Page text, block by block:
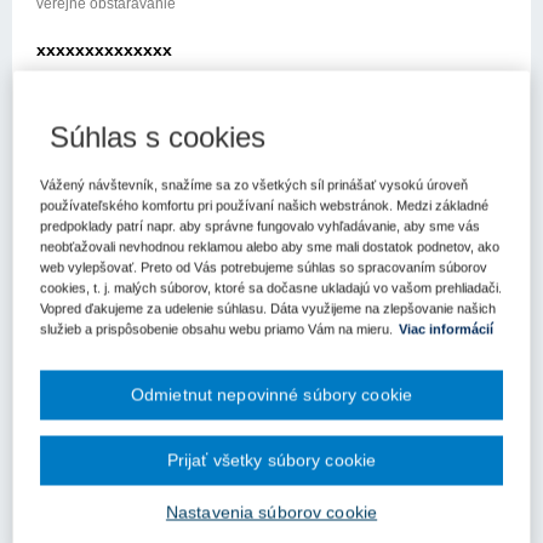
verejné obstarávanie
xxxxxxxxxxxxxx
xxxxx xxx xxxxxxx xxxxxxxxxxxx
xxxxxxxxxxx xxxxxxxxxx
xxx xxxxxxxxxx xxx xx xxxxxxxx xx xxxx xxx xxxxxxé
obstarávanie (ďalej len „úrad“) so žiadosťou o metodické
usmernenie k aplikácii zákona č. 343/2015 Z.z. o verejnom
obstarávaní a o zmene a doplnení nxxxxxxxxx xxxxxxx x xxxxx
xxxxxxxxxx xxxxxxxxx xxxxxx xxx xxxxxx x xxxxxxxx
x xxxxxxxx xxxxxxxxx xxxxx
xxxxxxx xxx x xxtodické usmernenie ohľadom Oznámenia o
ods. 2 zákona o verejnom obstarávaní.
Súhlas s cookies
Vážený návštevník, snažíme sa zo všetkých síl prinášať vysokú úroveň
používateľského komfortu pri používaní našich webstránok. Medzi základné
predpoklady patrí napr. aby správne fungovalo vyhľadávanie, aby sme vás
neobťažovali nevhodnou reklamou alebo aby sme mali dostatok podnetov, ako
web vylepšovať. Preto od Vás potrebujeme súhlas so spracovaním súborov
cookies, t. j. malých súborov, ktoré sa dočasne ukladajú vo vašom prehliadači.
Vopred ďakujeme za udelenie súhlasu. Dáta využijeme na zlepšovanie našich
služieb a prispôsobenie obsahu webu priamo Vám na mieru. Viac informácií
Nastavenia súborov cookie
Odmietnut nepovinné súbory cookie
Prijať všetky súbory cookie